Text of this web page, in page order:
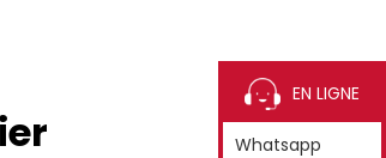
EN LIGNE
Whatsapp